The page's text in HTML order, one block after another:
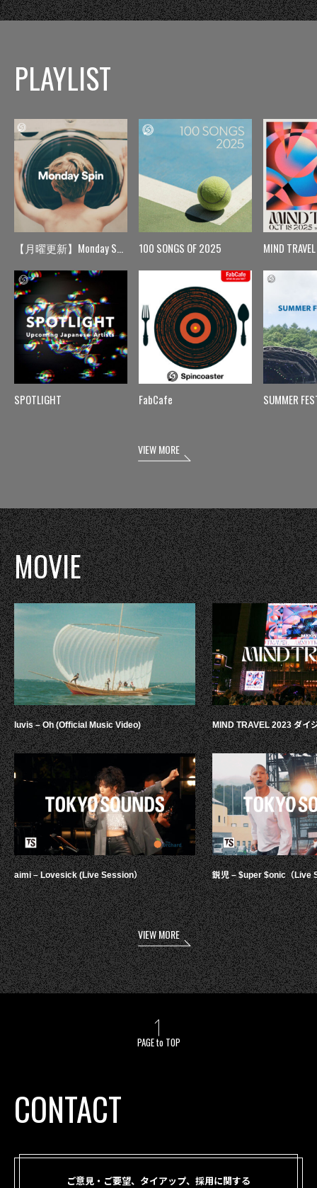
PLAYLIST
【月曜更新】Monday Spin
SPOTLIGHT
100 SONGS OF 2025
FabCafe
MIND TRAVEL
SUMMER
VIEW MORE
MOVIE
luvis – Oh (Official Music Video)
aimi – Lovesick (Live Session）
MIND TRAVEL 2023 ダイ
鋭児 – $uper $onic（Live
VIEW MORE
PAGE to TOP
CONTACT
ご意見・ご要望、タイアップ、採用に関する